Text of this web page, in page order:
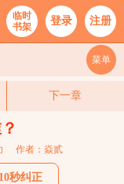
临时
书架
登录 注册
菜单
下一章
作者：焱贰
10秒纠正